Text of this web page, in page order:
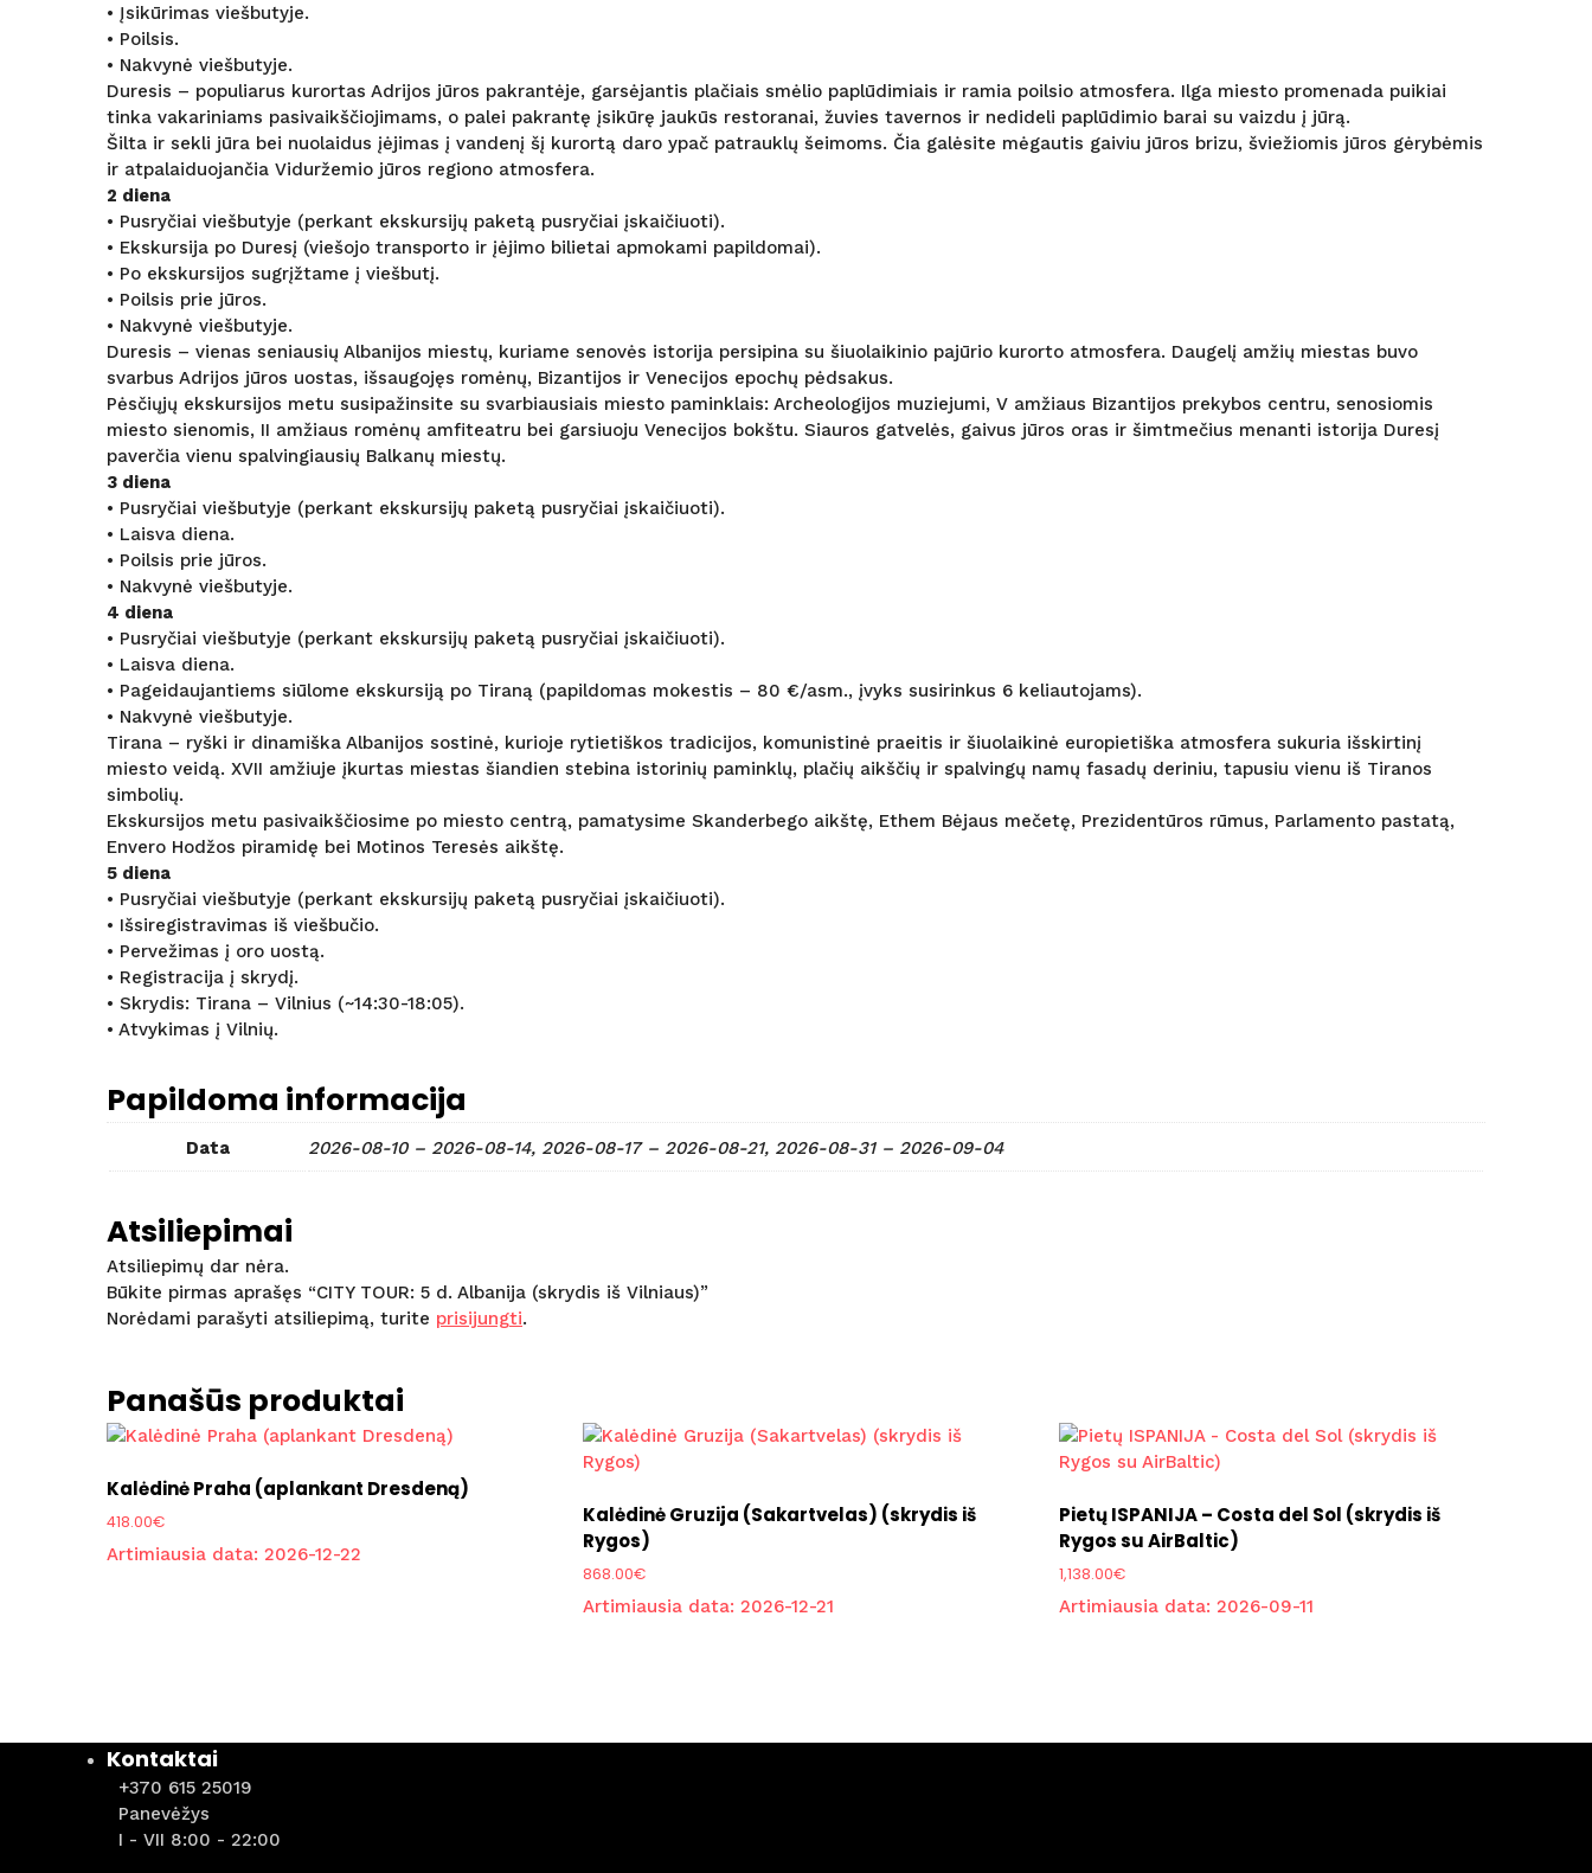
• Įsikūrimas viešbutyje.
• Poilsis.
• Nakvynė viešbutyje.
Duresis – populiarus kurortas Adrijos jūros pakrantėje, garsėjantis plačiais smėlio paplūdimiais ir ramia poilsio atmosfera. Ilga miesto promenada puikiai
tinka vakariniams pasivaikščiojimams, o palei pakrantę įsikūrę jaukūs restoranai, žuvies tavernos ir nedideli paplūdimio barai su vaizdu į jūrą.
Šilta ir sekli jūra bei nuolaidus įėjimas į vandenį šį kurortą daro ypač patrauklų šeimoms. Čia galėsite mėgautis gaiviu jūros brizu, šviežiomis jūros gėrybėmis
ir atpalaiduojančia Viduržemio jūros regiono atmosfera.
2 diena
• Pusryčiai viešbutyje (perkant ekskursijų paketą pusryčiai įskaičiuoti).
• Ekskursija po Duresį (viešojo transporto ir įėjimo bilietai apmokami papildomai).
• Po ekskursijos sugrįžtame į viešbutį.
• Poilsis prie jūros.
• Nakvynė viešbutyje.
Duresis – vienas seniausių Albanijos miestų, kuriame senovės istorija persipina su šiuolaikinio pajūrio kurorto atmosfera. Daugelį amžių miestas buvo
svarbus Adrijos jūros uostas, išsaugojęs romėnų, Bizantijos ir Venecijos epochų pėdsakus.
Pėsčiųjų ekskursijos metu susipažinsite su svarbiausiais miesto paminklais: Archeologijos muziejumi, V amžiaus Bizantijos prekybos centru, senosiomis
miesto sienomis, II amžiaus romėnų amfiteatru bei garsiuoju Venecijos bokštu. Siauros gatvelės, gaivus jūros oras ir šimtmečius menanti istorija Duresį
paverčia vienu spalvingiausių Balkanų miestų.
3 diena
• Pusryčiai viešbutyje (perkant ekskursijų paketą pusryčiai įskaičiuoti).
• Laisva diena.
• Poilsis prie jūros.
• Nakvynė viešbutyje.
4 diena
• Pusryčiai viešbutyje (perkant ekskursijų paketą pusryčiai įskaičiuoti).
• Laisva diena.
• Pageidaujantiems siūlome ekskursiją po Tiraną (papildomas mokestis – 80 €/asm., įvyks susirinkus 6 keliautojams).
• Nakvynė viešbutyje.
Tirana – ryški ir dinamiška Albanijos sostinė, kurioje rytietiškos tradicijos, komunistinė praeitis ir šiuolaikinė europietiška atmosfera sukuria išskirtinį
miesto veidą. XVII amžiuje įkurtas miestas šiandien stebina istorinių paminklų, plačių aikščių ir spalvingų namų fasadų deriniu, tapusiu vienu iš Tiranos
simbolių.
Ekskursijos metu pasivaikščiosime po miesto centrą, pamatysime Skanderbego aikštę, Ethem Bėjaus mečetę, Prezidentūros rūmus, Parlamento pastatą,
Envero Hodžos piramidę bei Motinos Teresės aikštę.
5 diena
• Pusryčiai viešbutyje (perkant ekskursijų paketą pusryčiai įskaičiuoti).
• Išsiregistravimas iš viešbučio.
• Pervežimas į oro uostą.
• Registracija į skrydį.
• Skrydis: Tirana – Vilnius (~14:30-18:05).
• Atvykimas į Vilnių.
Papildoma informacija
Data 2026-08-10 – 2026-08-14, 2026-08-17 – 2026-08-21, 2026-08-31 – 2026-09-04
Atsiliepimai
Atsiliepimų dar nėra.
Būkite pirmas aprašęs “CITY TOUR: 5 d. Albanija (skrydis iš Vilniaus)”
Norėdami parašyti atsiliepimą, turite prisijungti.
Panašūs produktai
Kalėdinė Praha (aplankant Dresdeną)
418.00€
Artimiausia data: 2026-12-22
Kalėdinė Gruzija (Sakartvelas) (skrydis iš
Rygos)
868.00€
Artimiausia data: 2026-12-21
Pietų ISPANIJA – Costa del Sol (skrydis iš
Rygos su AirBaltic)
1,138.00€
Artimiausia data: 2026-09-11
Kontaktai
+370 615 25019
Panevėžys
I - VII 8:00 - 22:00